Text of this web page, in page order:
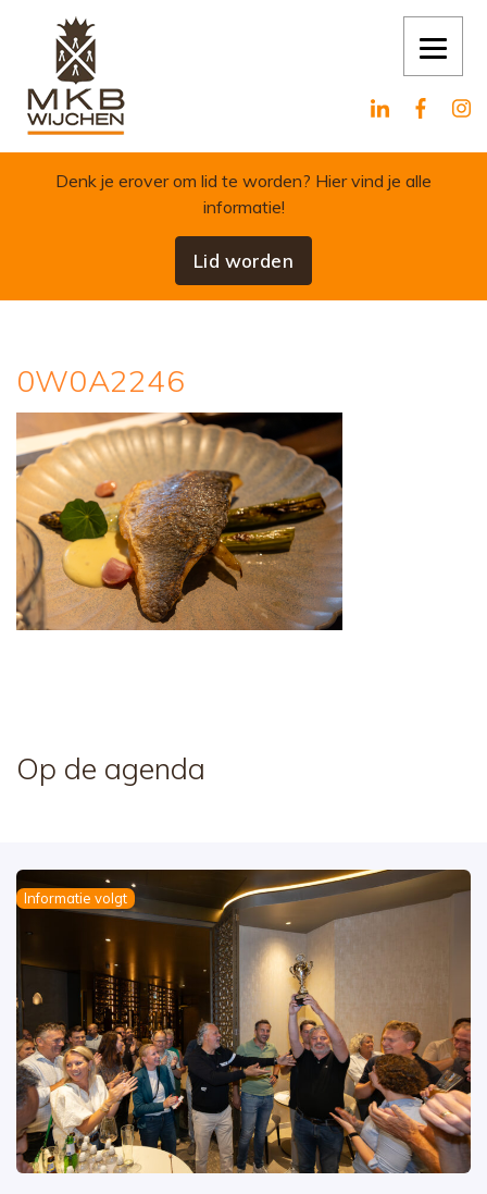
Skip to content
Denk je erover om lid te worden? Hier vind je alle
informatie!
Lid worden
0W0A2246
Op de agenda
Informatie volgt